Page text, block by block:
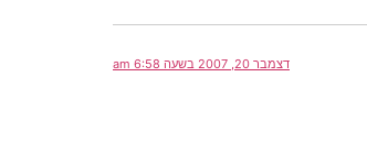
דצמבר 20, 2007 בשעה 6:58 am